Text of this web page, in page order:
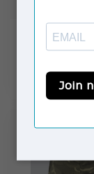
HOUSE OF SUNNY
Contrast Hot
Op voorraad